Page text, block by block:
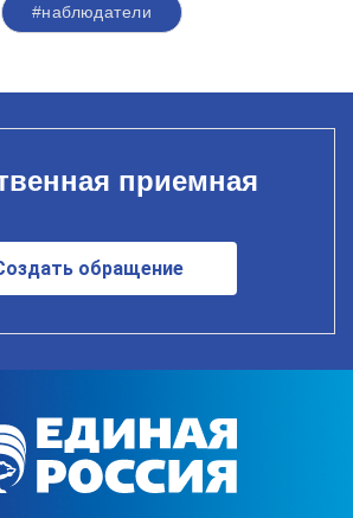
#наблюдатели
приемная
обращение